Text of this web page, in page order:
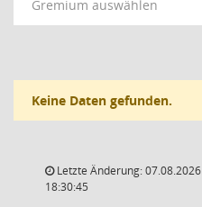
Gremium auswählen
Keine Daten gefunden.
Letzte Änderung: 07.08.2026
18:30:45